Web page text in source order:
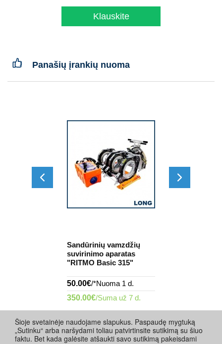
Klauskite
Panašių įrankių nuoma
Sandūrinių vamzdžių
suvirinimo aparatas
"RITMO Basic 315"
50.00€/*Nuoma 1 d.
350.00€/Suma už 7 d.
Šioje svetainėje naudojame slapukus. Paspaudę mygtuką
„Sutinku“ arba naršydami toliau patvirtinsite sutikimą su šiuo
faktu. Bet kada galėsite atšaukti savo sutikimą pakeisdami